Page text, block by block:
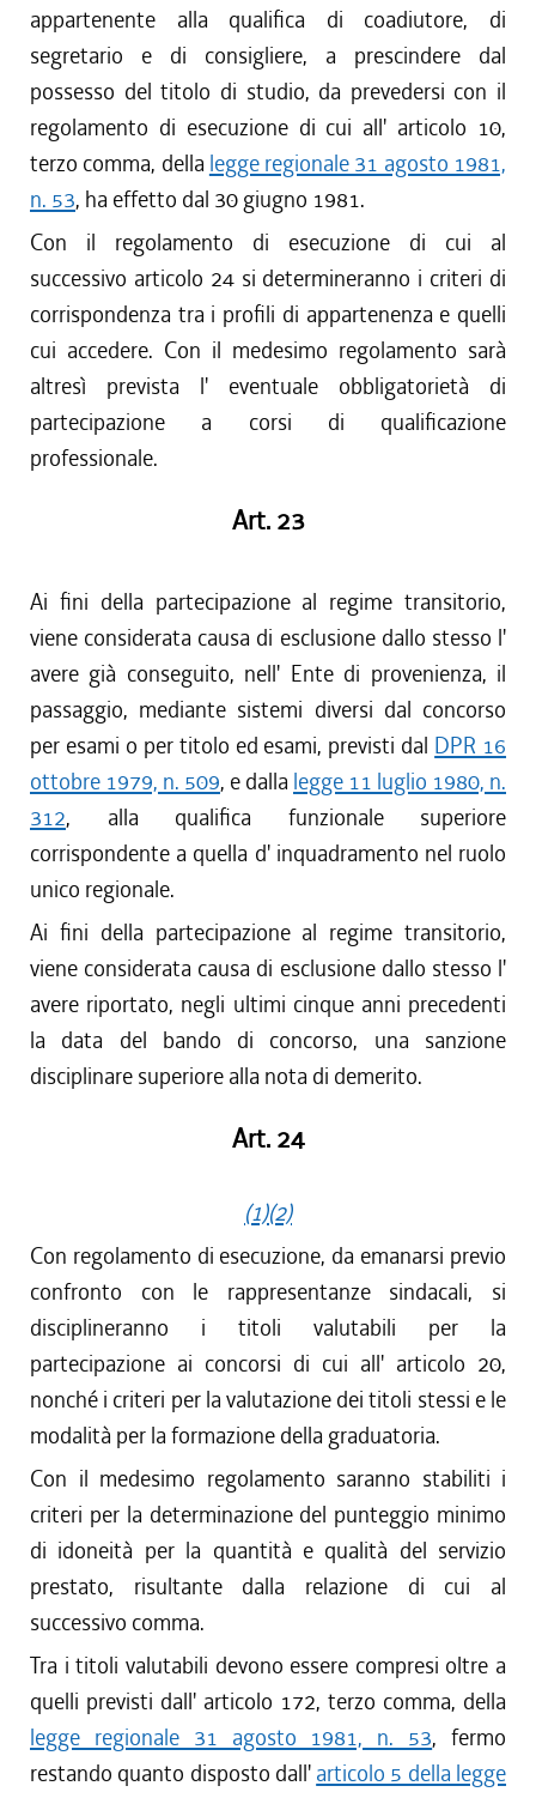
appartenente alla qualifica di coadiutore, di
segretario e di consigliere, a prescindere dal
possesso del titolo di studio, da prevedersi con il
regolamento di esecuzione di cui all' articolo 10,
terzo comma, della legge regionale 31 agosto 1981,
n. 53, ha effetto dal 30 giugno 1981.
Con il regolamento di esecuzione di cui al
successivo articolo 24 si determineranno i criteri di
corrispondenza tra i profili di appartenenza e quelli
cui accedere. Con il medesimo regolamento sarà
altresì prevista l' eventuale obbligatorietà di
partecipazione a corsi di qualificazione
professionale.
Art. 23
Ai fini della partecipazione al regime transitorio,
viene considerata causa di esclusione dallo stesso l'
avere già conseguito, nell' Ente di provenienza, il
passaggio, mediante sistemi diversi dal concorso
per esami o per titolo ed esami, previsti dal DPR 16
ottobre 1979, n. 509, e dalla legge 11 luglio 1980, n.
312, alla qualifica funzionale superiore
corrispondente a quella d' inquadramento nel ruolo
unico regionale.
Ai fini della partecipazione al regime transitorio,
viene considerata causa di esclusione dallo stesso l'
avere riportato, negli ultimi cinque anni precedenti
la data del bando di concorso, una sanzione
disciplinare superiore alla nota di demerito.
Art. 24
(1)(2)
Con regolamento di esecuzione, da emanarsi previo
confronto con le rappresentanze sindacali, si
disciplineranno i titoli valutabili per la
partecipazione ai concorsi di cui all' articolo 20,
nonché i criteri per la valutazione dei titoli stessi e le
modalità per la formazione della graduatoria.
Con il medesimo regolamento saranno stabiliti i
criteri per la determinazione del punteggio minimo
di idoneità per la quantità e qualità del servizio
prestato, risultante dalla relazione di cui al
successivo comma.
Tra i titoli valutabili devono essere compresi oltre a
quelli previsti dall' articolo 172, terzo comma, della
legge regionale 31 agosto 1981, n. 53, fermo
restando quanto disposto dall' articolo 5 della legge